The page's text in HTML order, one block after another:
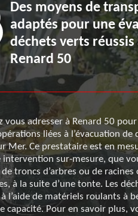
Des moyens de
adaptés pour une
déchets verts réussis
Renard 50
vous adresser à Renard 50
liées à l’évacuation de
Mer. Ce prestataire est en
intervention sur-mesure, que
troncs d’arbres ou de racines
à la suite d’une tonte. Les
l’aide de matériels roulants à
capacité. Pour en savoir plus,